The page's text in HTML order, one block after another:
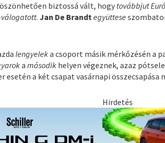
biztossá vált, hogy továbbjut
.Jan De Brandtegyüttese
lengyeleka csoport másik mérkőzésén a
amásodik helyen végeznek, azaz
esetén a két csapat vasárnapi
Hirdetés